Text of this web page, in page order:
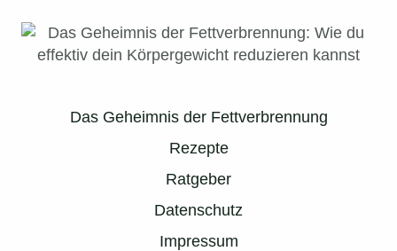
Das Geheimnis der Fettverbrennung
Rezepte
Ratgeber
Datenschutz
Impressum